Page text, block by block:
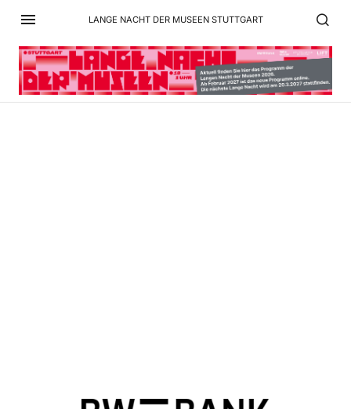
LANGE NACHT DER MUSEEN STUTTGART